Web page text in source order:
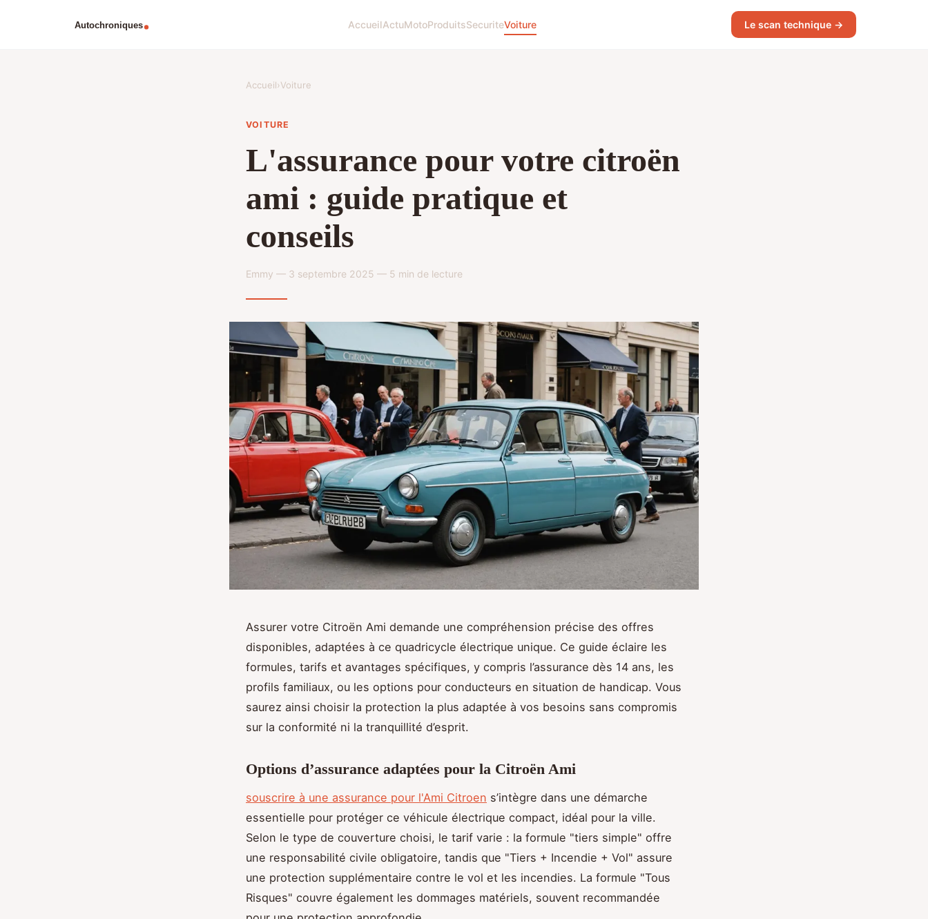
AccueilActuMotoProduitsSecuriteVoiture Le scan technique →
Accueil›Voiture
VOITURE
L'assurance pour votre citroën
ami : guide pratique et
conseils
Emmy — 3 septembre 2025 — 5 min de lecture
Assurer votre Citroën Ami demande une compréhension précise des offres
disponibles, adaptées à ce quadricycle électrique unique. Ce guide éclaire les
formules, tarifs et avantages spécifiques, y compris l’assurance dès 14 ans, les
profils familiaux, ou les options pour conducteurs en situation de handicap. Vous
saurez ainsi choisir la protection la plus adaptée à vos besoins sans compromis
sur la conformité ni la tranquillité d’esprit.
Options d’assurance adaptées pour la Citroën Ami
souscrire à une assurance pour l'Ami Citroen s’intègre dans une démarche
essentielle pour protéger ce véhicule électrique compact, idéal pour la ville.
Selon le type de couverture choisi, le tarif varie : la formule "tiers simple" offre
une responsabilité civile obligatoire, tandis que "Tiers + Incendie + Vol" assure
une protection supplémentaire contre le vol et les incendies. La formule "Tous
Risques" couvre également les dommages matériels, souvent recommandée